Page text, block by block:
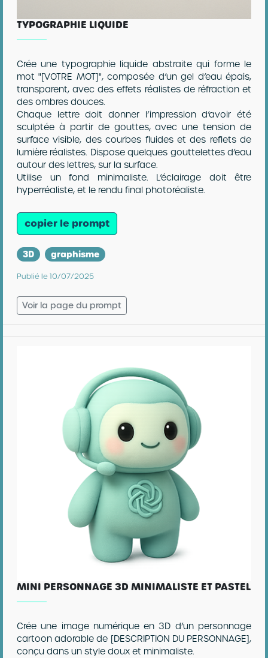
TYPOGRAPHIE LIQUIDE
Crée une typographie liquide abstraite qui forme le
mot "[VOTRE MOT]", composée d’un gel d’eau épais,
transparent, avec des effets réalistes de réfraction et
des ombres douces.
Chaque lettre doit donner l’impression d’avoir été
sculptée à partir de gouttes, avec une tension de
surface visible, des courbes fluides et des reflets de
lumière réalistes. Dispose quelques gouttelettes d’eau
autour des lettres, sur la surface.
Utilise un fond minimaliste. L’éclairage doit être
hyperréaliste, et le rendu final photoréaliste.
copier le prompt
3D graphisme
Publié le 10/07/2025
Voir la page du prompt
MINI PERSONNAGE 3D MINIMALISTE ET PASTEL
Crée une image numérique en 3D d’un personnage
cartoon adorable de [DESCRIPTION DU PERSONNAGE],
conçu dans un style doux et minimaliste.